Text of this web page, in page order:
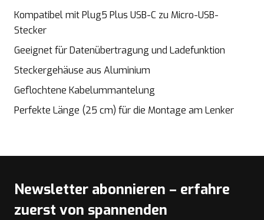
Kompatibel mit Plug5 Plus USB-C zu Micro-USB-
Stecker
Geeignet für Datenübertragung und Ladefunktion
Steckergehäuse aus Aluminium
Geflochtene Kabelummantelung
Perfekte Länge (25 cm) für die Montage am Lenker
Newsletter abonnieren – erfahre
zuerst von spannenden